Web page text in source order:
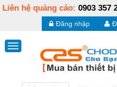
Liên hệ quảng cáo: 0903 357
Đăng nhập